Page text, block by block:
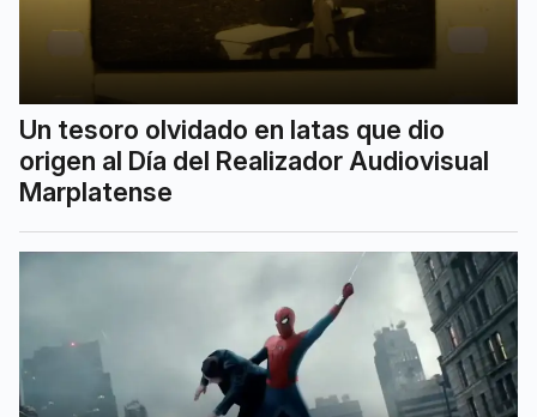
Un tesoro olvidado en latas que dio
origen al Día del Realizador Audiovisual
Marplatense